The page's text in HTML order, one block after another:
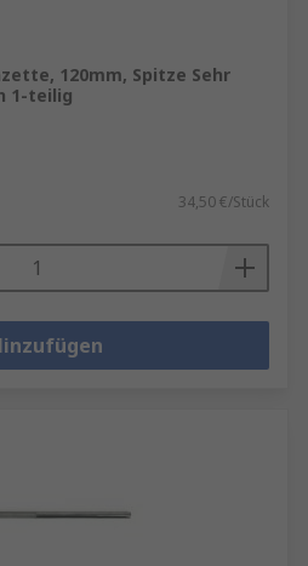
120mm, Spitze Sehr
1-teilig
34,50 €/Stück